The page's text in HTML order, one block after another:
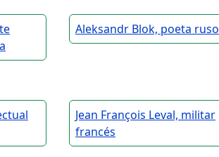
Aleksandr Blok, poeta ruso
Jean François Leval, militar
francés